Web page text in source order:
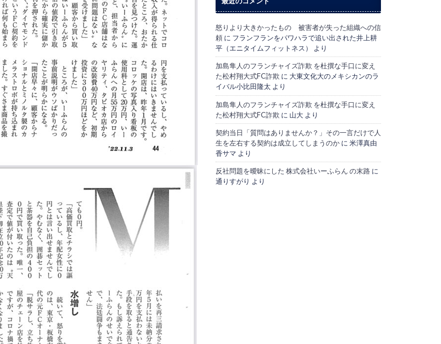
怒りより大きかったもの 被害者が失った組織への信
頼 に フランフランをパワハラで追い出された井上耕
平（エニタイムフィットネス）
より
加島隼人のフランチャイズ詐欺 を杜撰な手口に変え
た松村翔大式FC詐欺 に 大東文化大のメキシカンのラ
イバル小比田隆太 より
加島隼人のフランチャイズ詐欺 を杜撰な手口に変え
た松村翔大式FC詐欺 に 山大 より
契約当日「質問はありませんか？」その一言だけで人
生を左右する契約は成立してしまうのか に 米澤真由
香サマ より
反社問題を曖昧にした 株式会社いーふらん の末路 に
通りすがり より